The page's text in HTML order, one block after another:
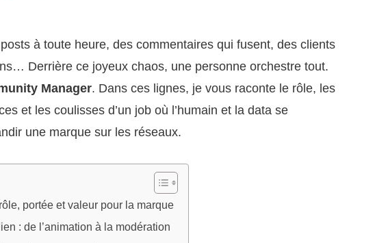
à toute heure, des commentaires qui fusent, des clients
Derrière ce joyeux chaos, une personne orchestre tout.
Manager. Dans ces lignes, je vous raconte le rôle, les
et les coulisses d’un job où l’humain et la data se
une marque sur les réseaux.
portée et valeur pour la marque
: de l’animation à la modération